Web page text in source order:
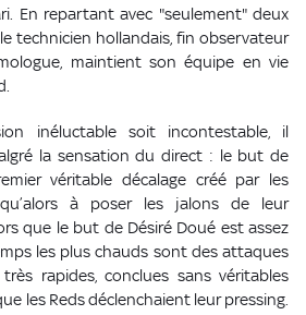
En repartant avec "seulement" deux
technicien hollandais, fin observateur
maintient son équipe en vie
inéluctable soit incontestable, il
la sensation du direct : le but de
véritable décalage créé par les
à poser les jalons de leur
que le but de Désiré Doué est assez
les plus chauds sont des attaques
rapides, conclues sans véritables
les Reds déclenchaient leur pressing.